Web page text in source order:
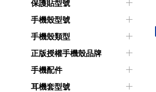
保護貼型號
手機殼型號
手機殼類型
正版授權手機殼品牌
手機配件
耳機套型號